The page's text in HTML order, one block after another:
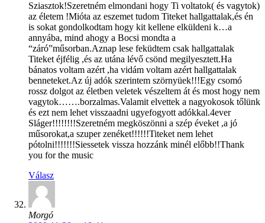
Sziasztok!Szeretném elmondani hogy Ti voltatok( és vagytok)
az életem !Mióta az eszemet tudom Titeket hallgattalak,és én
is sokat gondolkodtam hogy kit kellene elküldeni k…a
annyába, mind ahogy a Bocsi mondta a
“záró”műsorban.Aznap lese feküdtem csak hallgattalak
Titeket éjfélig ,és az utána lévő csönd megilyesztett.Ha
bánatos voltam azért ,ha vidám voltam azért hallgattalak
benneteket.Az új adók szerintem szörnyüek!!!Egy csomó
rossz dolgot az életben veletek vészeltem át és most hogy nem
vagytok…….borzalmas.Valamit elvettek a nagyokosok tőlünk
és ezt nem lehet visszaadni ugyefogyott adókkal.4ever
Sláger!!!!!!!!Szeretném megköszönni a szép éveket ,a jó
műsorokat,a szuper zenéket!!!!!!Titeket nem lehet
pótolni!!!!!!!Siessetek vissza hozzánk minél előbb!!Thank
you for the music
Válasz
Morgó